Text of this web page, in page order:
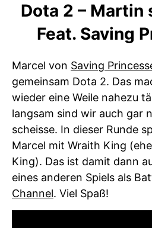
Dota 2 – Martin
Feat. Saving
Marcel von Saving
gemeinsam Dota 2. Das
wieder eine Weile nahezu
langsam sind wir auch gar
scheisse. In dieser Runde
Marcel mit Wraith King
King). Das ist damit dann
eines anderen Spiels als
Channel. Viel Spaß!